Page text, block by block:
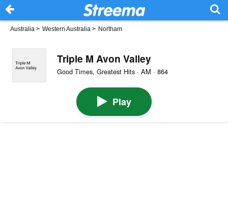
Australia > Western Australia > Northam
Triple M Avon Valley
Good Times, Greatest Hits · AM · 864
Play